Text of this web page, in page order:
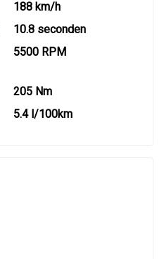
188 km/h
10.8 seconden
5500 RPM
205 Nm
5.4 l/100km